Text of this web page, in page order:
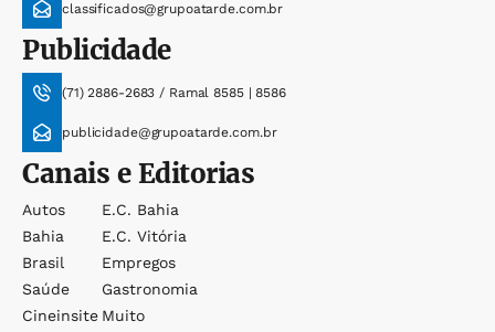
classificados@grupoatarde.com.br
Publicidade
(71) 2886-2683 / Ramal 8585 | 8586
publicidade@grupoatarde.com.br
Canais e Editorias
Autos
Bahia
Brasil
Saúde
Cineinsite
E.c. Bahia
E.c. Vitória
Empregos
Gastronomia
Muito